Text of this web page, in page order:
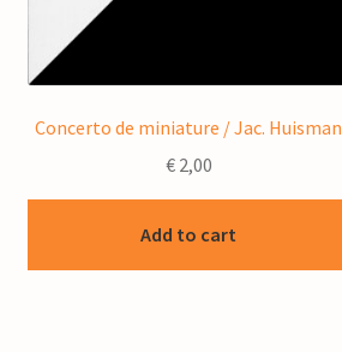
Concerto de miniature / Jac. Huisman
€2,00
Add to cart